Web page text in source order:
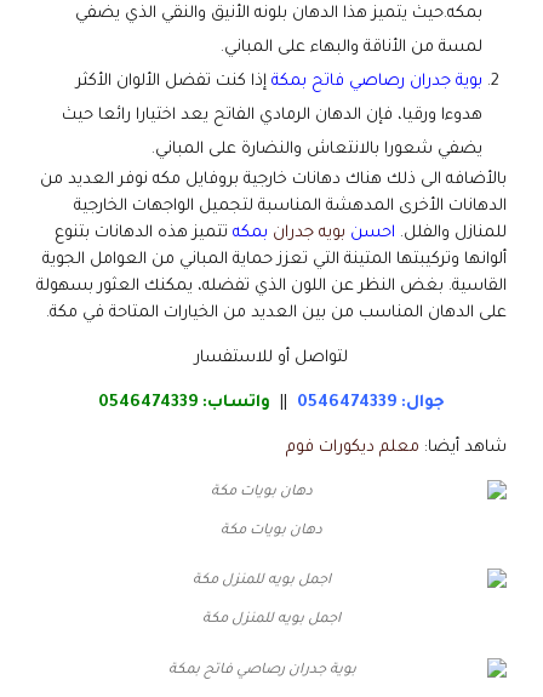
بمكه.حيث يتميز هذا الدهان بلونه الأنيق والنقي الذي يضفي
لمسة من الأناقة والبهاء على المباني.
بوية جدران رصاصي فاتح بمكة إذا كنت تفضل الألوان الأكثر
هدوءا ورقيا، فإن الدهان الرمادي الفاتح يعد اختيارا رائعا حيث
يضفي شعورا بالانتعاش والنضارة على المباني.
بالأضافه الى ذلك هناك دهانات خارجية بروفايل مكه نوفر العديد من
الدهانات الأخرى المدهشة المناسبة لتجميل الواجهات الخارجية
للمنازل والفلل. احسن بويه جدران بمكه تتميز هذه الدهانات بتنوع
ألوانها وتركيبتها المتينة التي تعزز حماية المباني من العوامل الجوية
القاسية. بغض النظر عن اللون الذي تفضله، يمكنك العثور بسهولة
على الدهان المناسب من بين العديد من الخيارات المتاحة في مكة.
لتواصل أو للاستفسار
جوال: 0546474339 واتساب: 0546474339
شاهد أيضا: معلم ديكورات فوم
دهان بويات مكة
اجمل بويه للمنزل مكة